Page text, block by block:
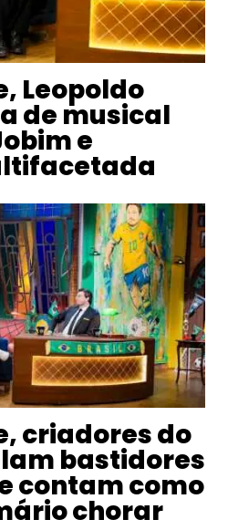
Leopoldo
de musical
e
criadores do
bastidores
contam como
chorar